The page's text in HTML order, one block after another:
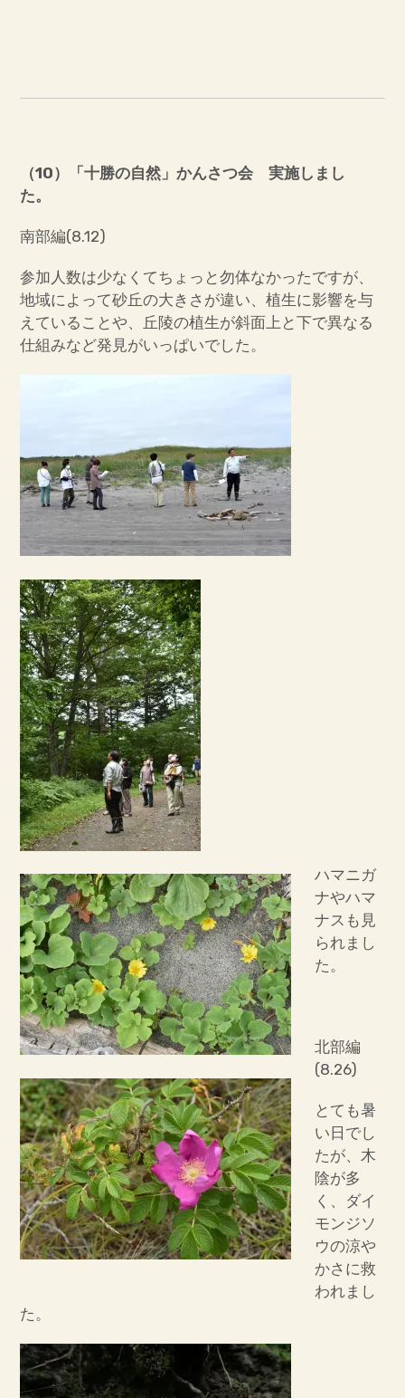
（10）「十勝の自然」かんさつ会 実施しまし
た。
南部編(8.12)
参加人数は少なくてちょっと勿体なかったですが、
地域によって砂丘の大きさが違い、植生に影響を与
えていることや、丘陵の植生が斜面上と下で異なる
仕組みなど発見がいっぱいでした。
ハマニガ
ナやハマ
ナスも見
られまし
た。
北部編
(8.26)
とても暑
い日でし
たが、木
陰が多
く、ダイ
モンジソ
ウの涼や
かさに救
われまし
た。